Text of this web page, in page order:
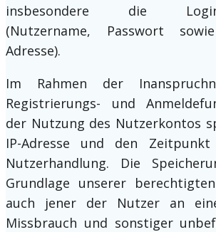
insbesondere die Login-
(Nutzername, Passwort
Adresse).
Im Rahmen der
Registrierungs- und
der Nutzung des Nutzerkontos
IP-Adresse und den
Nutzerhandlung. Die
Grundlage unserer
auch jener der Nutzer an
Missbrauch und sonstiger